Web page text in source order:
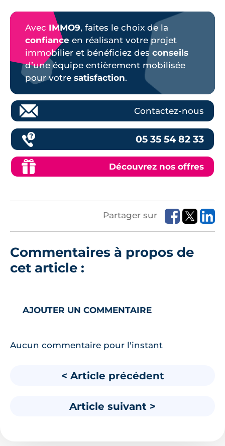
Avec IMMO9, faites le choix de la
confiance en réalisant votre projet
immobilier et bénéficiez des conseils
d’une équipe entièrement mobilisée
pour votre satisfaction.
Contactez-nous
05 35 54 82 33
Découvrez nos offres
Partager sur
Commentaires à propos de
cet article :
AJOUTER UN COMMENTAIRE
Aucun commentaire pour l'instant
< Article précédent
Article suivant >